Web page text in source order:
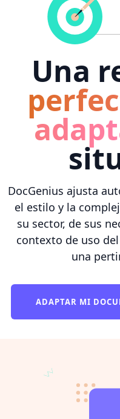
Una
DocGenius ajusta
el estilo y la
su sector, de sus
contexto de uso
una
ADAPTAR MI